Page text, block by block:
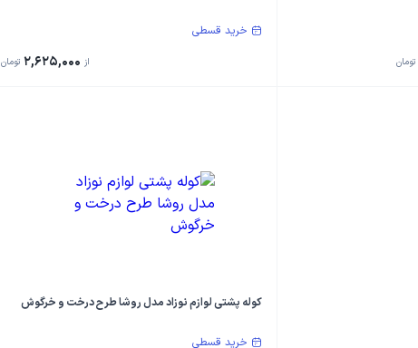
تومان
خرید قسطی
از 2,625,000 تومان
کوله پشتی لوازم نوزاد مدل روشا طرح درخت و خرگوش
خرید قسطی